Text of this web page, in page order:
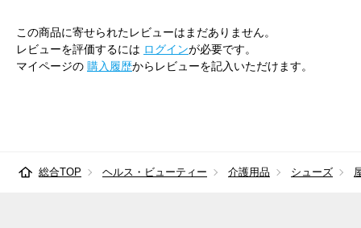
この商品に寄せられたレビューはまだありません。
レビューを評価するには ログインが必要です。
マイページの 購入履歴からレビューを記入いただけます。
総合TOP ヘルス・ビューティー 介護用品 シューズ